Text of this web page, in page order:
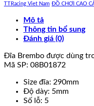
TTRacing Viet Nam ĐỒ CHƠI CAO
Mô tả
Thông tin bổ sung
Đánh giá (0)
Đĩa Brembo được dùng
Mã SP: 08B01872
Size đĩa: 290mm
Độ dày: 5mm
Số lỗ: 5